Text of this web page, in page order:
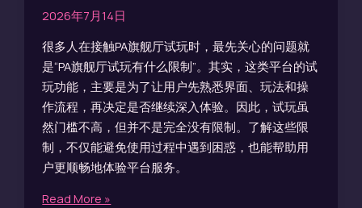
2026年7月14日
很多人在接触PA旗舰厅试玩时，最先关心的问题就
是“PA旗舰厅试玩有什么限制”。其实，这类平台的试
玩功能，主要是为了让用户先熟悉界面、玩法和操
作流程，再决定是否继续深入体验。因此，试玩虽
然门槛不高，但并不是完全没有限制。了解这些限
制，不仅能避免使用过程中遇到困惑，也能帮助用
户更顺畅地体验平台服务。
Read More »